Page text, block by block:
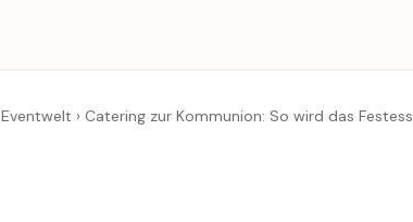
Eventwelt › Catering zur Kommunion: So wird das